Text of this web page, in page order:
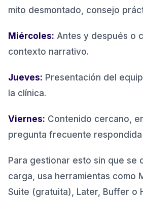
mito desmontado, consejo
Miércoles: Antes y después o
contexto narrativo.
Jueves: Presentación del
la clínica.
Viernes: Contenido cercano,
pregunta frecuente
Para gestionar esto sin que se
carga, usa herramientas como
Suite (gratuita), Later, Buffer o